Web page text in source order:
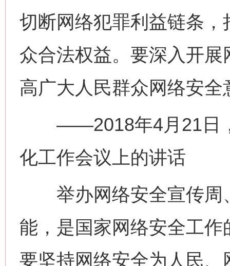
切断网络犯罪利益链条
众合法权益。要深入开
高广大人民群众网络安
——2018年4月21日，
化工作会议上的讲话
举办网络安全宣传周
能，是国家网络安全工
要坚持网络安全为人民